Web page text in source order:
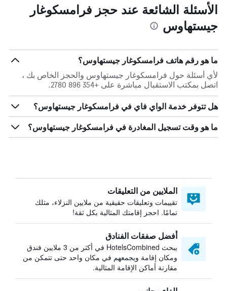
الأسئلة الشائعة عند حجز فرامسكوغار
جيستهاوس
ما هو رقم هاتف فرامسكوغار جيستهاوس؟
لأي أسئلة حول فرامسكوغار جيستهاوس والحجز الخاص بك ،
اتصل بمكتب الاستقبال مباشرة على +354 896 2780.
هل تتوفر خدمة الواي فاي في فرامسكوغار جيستهاوس؟
ما هو وقت تسجيل المغادرة في فرامسكوغار جيستهاوس؟
الملايين من التعليقات
تقييمات وتعليقات حقيقية من ملايين النزلاء، مثلك
تمامًا. احجز إقامتك المثالية بكل ثقة!
أفضل صفقات الفنادق
يبحث HotelsCombined في أكثر من 3 ملايين فندق
ومكان إقامة ويجمعهم في مكان واحد حتى تتمكن من
مقارنة أماكن الإقامة المثالية.